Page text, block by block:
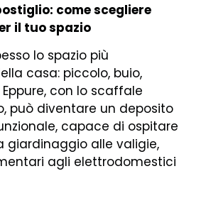
come scegliere
il tuo spazio
lo spazio più
casa: piccolo, buio,
con lo scaffale
può diventare un deposito
capace di ospitare
giardinaggio alle valigie,
agli elettrodomestici